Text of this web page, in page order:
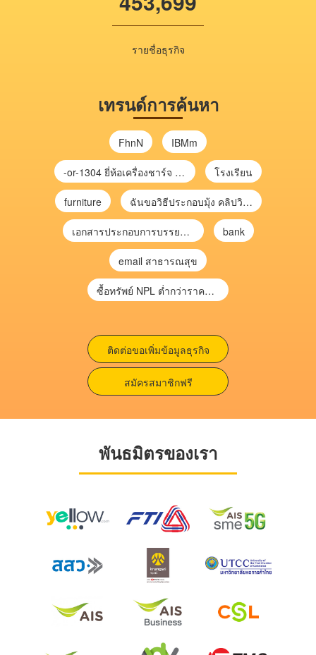
รายชื่อธุรกิจ
เทรนด์การค้นหา
FhnN IBMm
-or-1304 ยี่ห้อเครื่องชาร์จ chargecore โรงเรียน
furniture ฉันขอวิธีประกอบมุ้ง คลิปวิดีโอ การประกอบมุ้ง
เอกสารประกอบการบรรยาย การประเมินความเสี่ยงเพื่อวางแผนการตรวจสอบ \ bank
email สาธารณสุข
ซื้อทรัพย์ NPL ต่ำกว่าราคาตลาด 30-70% แบบไม่ต้องไปประมูล”
ติดต่อขอเพิ่มข้อมูลธุรกิจ
สมัครสมาชิกฟรี
พันธมิตรของเรา